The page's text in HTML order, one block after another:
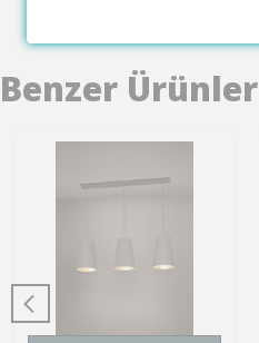
Benzer Ürünler